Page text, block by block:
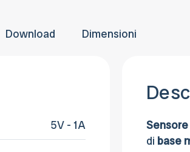
Download Dimensioni
5V - 1A
di base